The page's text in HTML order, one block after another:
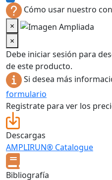
Cómo usar nuestro
×
×
Debe iniciar sesión para
de este producto.
Si desea más
formulario
Registrate para ver los
Descargas
AMPLIRUN® Catalogue
Bibliografía